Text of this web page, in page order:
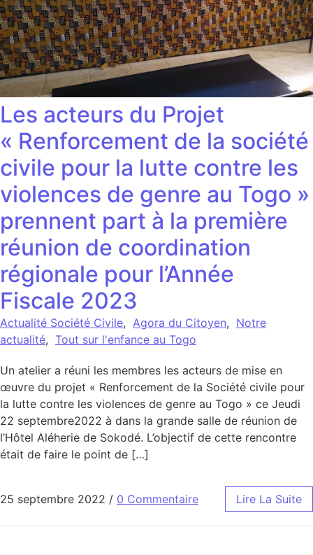
Les acteurs du Projet
« Renforcement de la société
civile pour la lutte contre les
violences de genre au Togo »
prennent part à la première
réunion de coordination
régionale pour l’Année
Fiscale 2023
Actualité Société Civile, Agora du Citoyen, Notre
actualité, Tout sur l'enfance au Togo
Un atelier a réuni les membres les acteurs de mise en
œuvre du projet « Renforcement de la Société civile pour
la lutte contre les violences de genre au Togo » ce Jeudi
22 septembre2022 à dans la grande salle de réunion de
l’Hôtel Aléherie de Sokodé. L’objectif de cette rencontre
était de faire le point de […]
25 septembre 2022 / 0 Commentaire Lire La Suite